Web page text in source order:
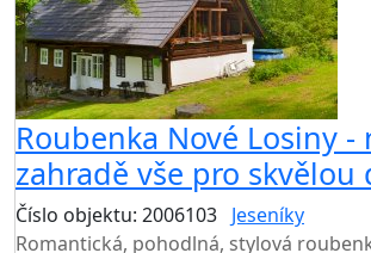
Roubenka Nové Losiny -
zahradě vše pro skvělou
Číslo objektu: 2006103 Jeseníky
Romantická, pohodlná, stylová